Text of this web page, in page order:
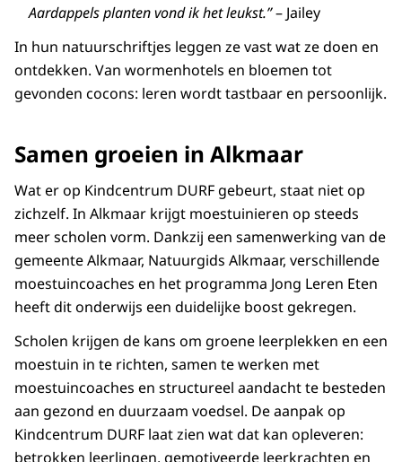
Aardappels planten vond ik het leukst.”– Jailey
In hun natuurschriftjes leggen ze vast wat ze doen en
ontdekken. Van wormenhotels en bloemen tot
gevonden cocons: leren wordt tastbaar en persoonlijk.
Samen groeien in Alkmaar
Wat er op Kindcentrum DURF gebeurt, staat niet op
zichzelf. In Alkmaar krijgt moestuinieren op steeds
meer scholen vorm. Dankzij een samenwerking van de
gemeente Alkmaar, Natuurgids Alkmaar, verschillende
moestuincoaches en het programma Jong Leren Eten
heeft dit onderwijs een duidelijke boost gekregen.
Scholen krijgen de kans om groene leerplekken en een
moestuin in te richten, samen te werken met
moestuincoaches en structureel aandacht te besteden
aan gezond en duurzaam voedsel. De aanpak op
Kindcentrum DURF laat zien wat dat kan opleveren:
betrokken leerlingen, gemotiveerde leerkrachten en